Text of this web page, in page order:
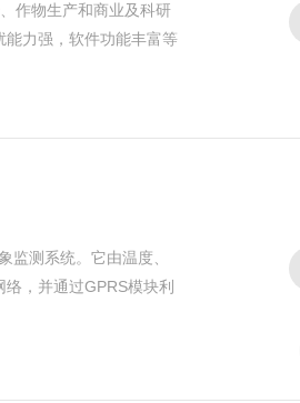
作物生产和商业及科研
力强，软件功能丰富等
监测系统。它由温度、
，并通过GPRS模块利